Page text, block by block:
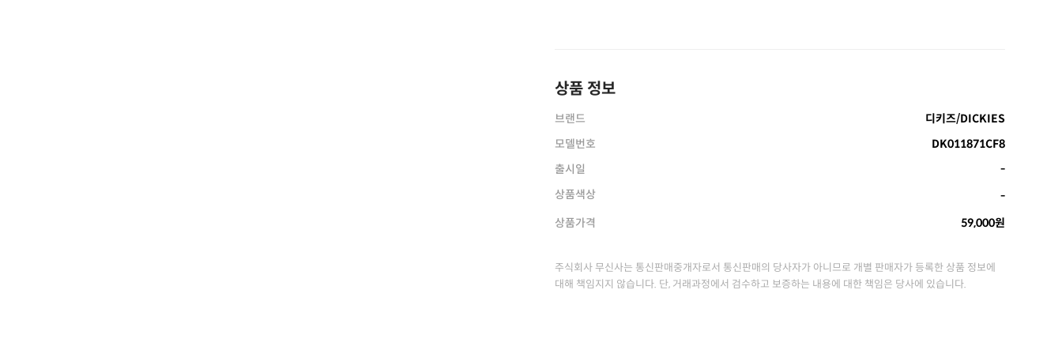
상품 정보
브랜드
디키즈/DICKIES
모델번호
DK011871CF8
출시일
-
상품색상
-
상품가격
59,000원
주식회사 무신사는 통신판매중개자로서 통신판매의 당사자가 아니므로 개별 판매자가 등록한 상품 정보에
대해 책임지지 않습니다. 단, 거래과정에서 검수하고 보증하는 내용에 대한 책임은 당사에 있습니다.